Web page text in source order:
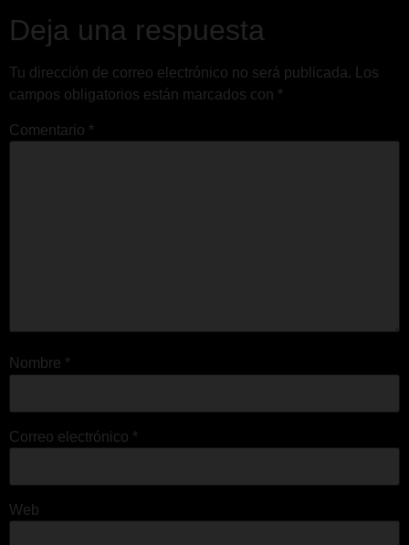
Deja una respuesta
Tu dirección de correo electrónico no será publicada.
Los
campos obligatorios están marcados con *
Comentario *
Nombre *
Correo electrónico *
Web